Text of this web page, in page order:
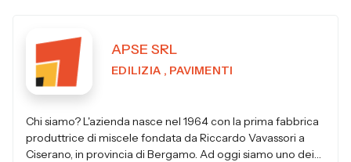
APSE SRL
EDILIZIA , PAVIMENTI
Chi siamo? L'azienda nasce nel 1964 con la prima fabbrica
produttrice di miscele fondata da Riccardo Vavassori a
Ciserano, in provincia di Bergamo. Ad oggi siamo uno dei